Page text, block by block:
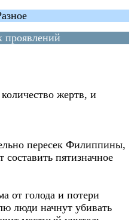
проявлений
жертв, и
пересек Филиппины,
пятизначное
от голода и потери
люди начнут убивать